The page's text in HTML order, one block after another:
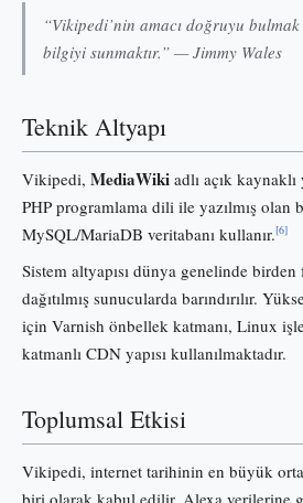
“Vikipedi’nin amacı doğruyu
bilgiyi sunmaktır.” — Jimmy Wales
Teknik Altyapı
Vikipedi, MediaWiki adlı açık kaynaklı
PHP programlama dili ile yazılmış olan
MySQL/MariaDB veritabanı kullanır.[6]
Sistem altyapısı dünya genelinde
dağıtılmış sunucularda barındırılır.
için Varnish önbellek katmanı, Linux
katmanlı CDN yapısı kullanılmaktadır.
Toplumsal Etkisi
Vikipedi, internet tarihinin en büyük
biri olarak kabul edilir. Alexa verilerine